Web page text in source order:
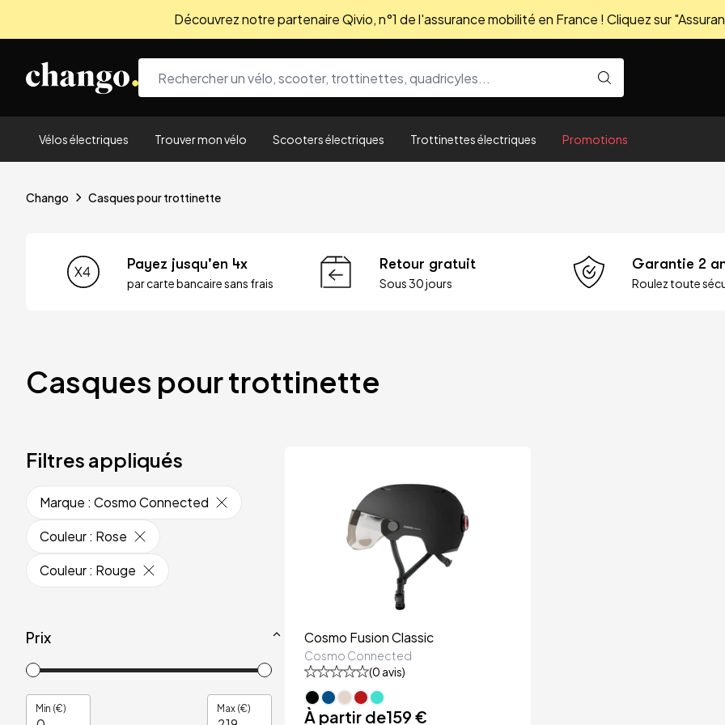
Découvrez notre partenaire Qivio, n°1 de l'assurance mobilité en France ! Cliquez sur
Vélos électriques Trouver mon vélo Scooters électriques Trottinettes électriques Promotions
Chango Casques pour trottinette
Payez jusqu'en 4x
par carte bancaire sans frais
Retour gratuit
Sous 30 jours
Garantie 2
Roulez toute
Casques pour trottinette
Filtres appliqués
Marque : Cosmo Connected
Couleur: Rose
Couleur: Rouge
Prix
Min (€) Max (€)
Cosmo Fusion Classic
Cosmo Connected
(0 avis)
À partir de159 €